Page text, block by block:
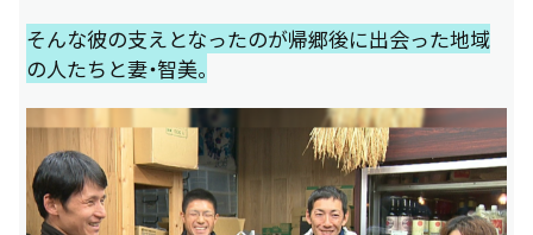
そんな彼の支えとなったのが帰郷後に出会った地域
の人たちと妻・智美。